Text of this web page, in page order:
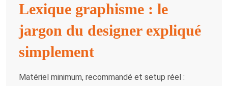
Lexique graphisme : le
jargon du designer expliqué
simplement
Matériel minimum, recommandé et setup réel :